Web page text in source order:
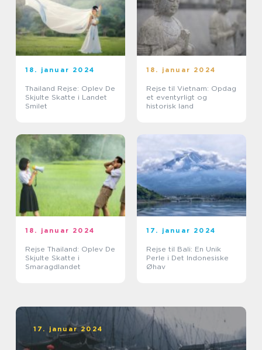
18. januar 2024
Thailand Rejse: Oplev De
Skjulte Skatte i Landet
Smilet
18. januar 2024
Rejse til Vietnam: Opdag
et eventyrligt og
historisk land
18. januar 2024
Rejse Thailand: Oplev De
Skjulte Skatte i
Smaragdlandet
17. januar 2024
Rejse til Bali: En Unik
Perle i Det Indonesiske
Øhav
17. januar 2024